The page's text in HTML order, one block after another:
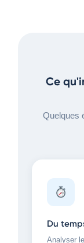
Ce
Quelques
Du
Analyser